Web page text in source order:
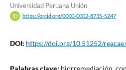
Universidad Peruana Unión
https://orcid.org/0000-0002-8735-5247
DOI: https://doi.org/10.51252/